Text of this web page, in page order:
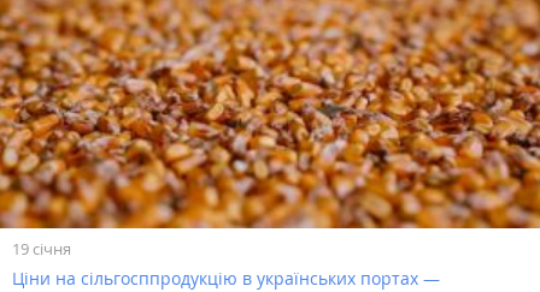
19 січня
Ціни на сільгосппродукцію в українських портах —